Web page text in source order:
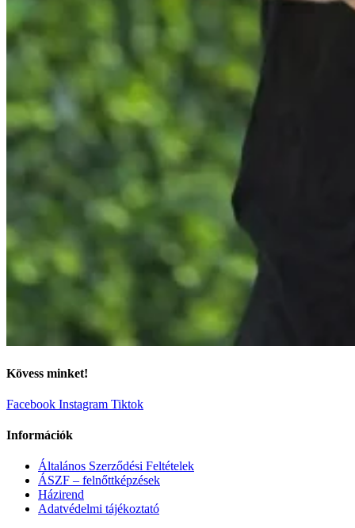
Kövess minket!
Facebook Instagram Tiktok
Információk
Általános Szerződési Feltételek
ÁSZF – felnőttképzések
Házirend
Adatvédelmi tájékoztató